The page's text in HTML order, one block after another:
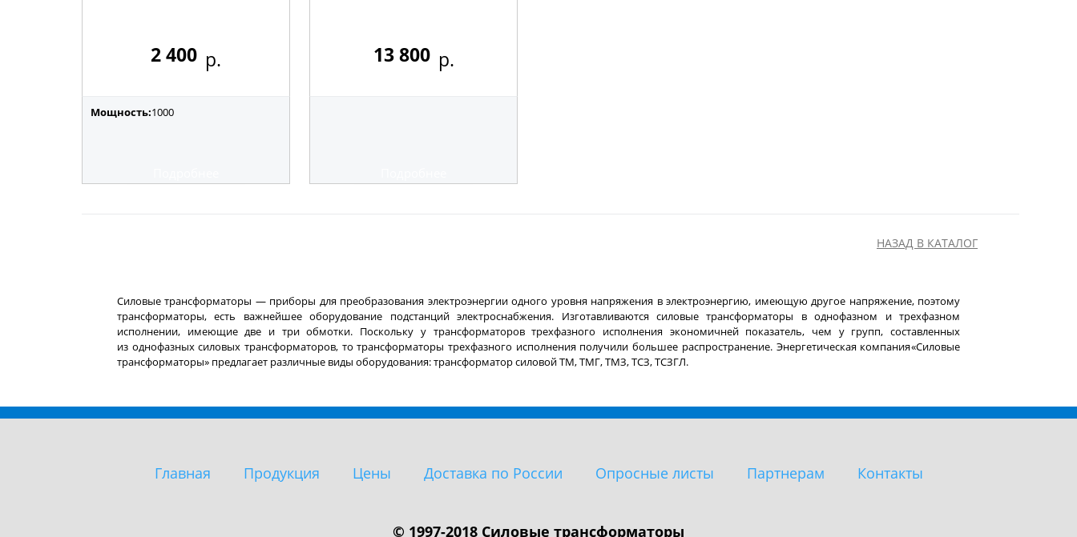
2 400 р.
Мощность:1000
13 800 р.
НАЗАД В КАТАЛОГ
Силовые трансформаторы — приборы для преобразования электроэнергии одного уровня напряжения в электроэнергию, имеющую другое напряжение, поэтому
трансформаторы, есть важнейшее оборудование подстанций электроснабжения. Изготавливаются силовые трансформаторы в однофазном и трехфазном
исполнении, имеющие две и три обмотки. Поскольку у трансформаторов трехфазного исполнения экономичней показатель, чем у групп, составленных
из однофазных силовых трансформаторов, то трансформаторы трехфазного исполнения получили большее распространение. Энергетическая компания«Силовые
трансформаторы» предлагает различные виды оборудования: трансформатор силовой ТМ, ТМГ, ТМЗ, ТСЗ, ТСЗГЛ.
Главная Продукция Цены Доставка по России Опросные листы Партнерам Контакты
© 1997-2018 Силовые трансформаторы